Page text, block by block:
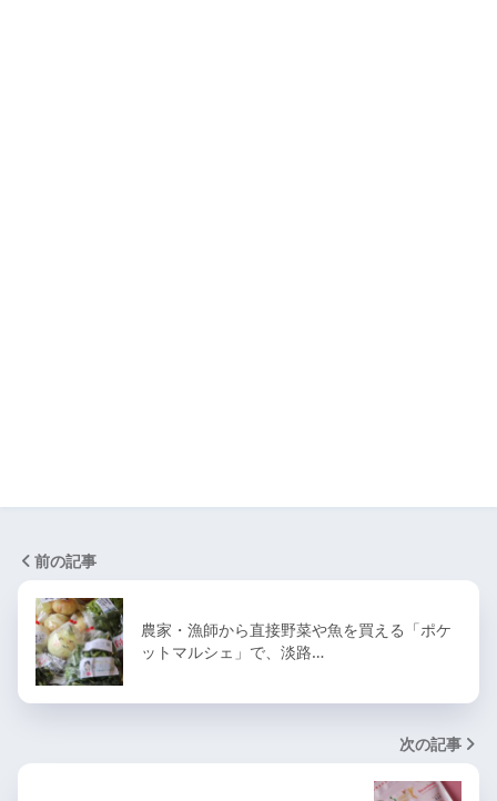
前の記事
農家・漁師から直接野菜や魚を買える「ポケ
ットマルシェ」で、淡路…
次の記事